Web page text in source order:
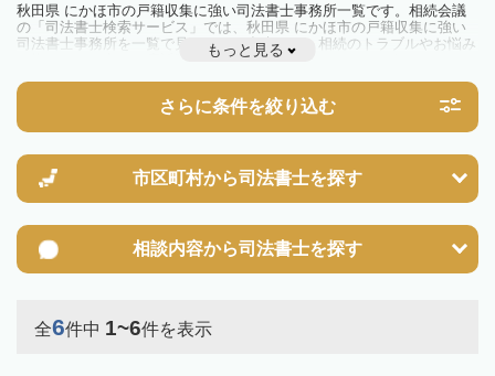
秋田県 にかほ市の戸籍収集に強い司法書士事務所一覧です。相続会議
の「司法書士検索サービス」では、秋田県 にかほ市の戸籍収集に強い
司法書士事務所を一覧で見ることが出来ます。相続のトラブルやお悩み
を抱えている方は一度近隣の司法書士に相談してみましょう。
もっと見る
さらに条件を絞り込む
市区町村から司法書士を探す
相談内容から司法書士を探す
全6件中 1~6件を表示